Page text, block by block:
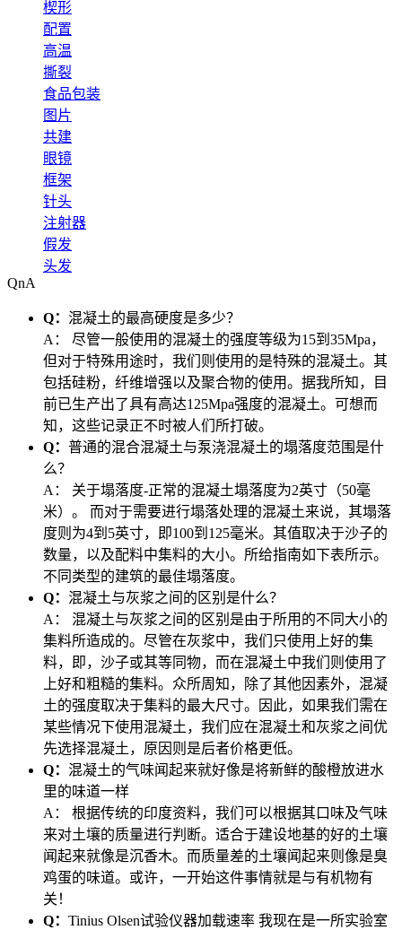
楔形
配置
高温
撕裂
食品包装
图片
共建
眼镜
框架
针头
注射器
假发
头发
QnA
Q： 混凝土的最高硬度是多少？
A：
尽管一般使用的混凝土的强度等级为15到35Mpa，
但对于特殊用途时，我们则使用的是特殊的混凝土。其
包括硅粉，纤维增强以及聚合物的使用。据我所知，目
前已生产出了具有高达125Mpa强度的混凝土。可想而
知，这些记录正不时被人们所打破。
Q： 普通的混合混凝土与泵浇混凝土的塌落度范围是什
么？
A：
关于塌落度-正常的混凝土塌落度为2英寸（50毫
米）。 而对于需要进行塌落处理的混凝土来说，其塌落
度则为4到5英寸，即100到125毫米。其值取决于沙子的
数量，以及配料中集料的大小。所给指南如下表所示。
不同类型的建筑的最佳塌落度。
Q： 混凝土与灰浆之间的区别是什么？
A：
混凝土与灰浆之间的区别是由于所用的不同大小的
集料所造成的。尽管在灰浆中，我们只使用上好的集
料，即，沙子或其等同物，而在混凝土中我们则使用了
上好和粗糙的集料。众所周知，除了其他因素外，混凝
土的强度取决于集料的最大尺寸。因此，如果我们需在
某些情况下使用混凝土，我们应在混凝土和灰浆之间优
先选择混凝土，原因则是后者价格更低。
Q： 混凝土的气味闻起来就好像是将新鲜的酸橙放进水
里的味道一样
A：
根据传统的印度资料，我们可以根据其口味及气味
来对土壤的质量进行判断。适合于建设地基的好的土壤
闻起来就像是沉香木。而质量差的土壤闻起来则像是臭
鸡蛋的味道。或许，一开始这件事情就是与有机物有
关！
Q： Tinius Olsen试验仪器加载速率 我现在是一所实验室